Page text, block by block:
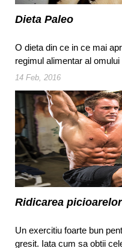
Dieta Paleo
O dieta din ce in ce mai
regimul alimentar al
14 Feb, 2016
Ridicarea
Un exercitiu foarte bun
gresit. Iata cum sa obtii